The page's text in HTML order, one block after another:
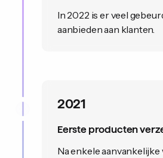
In 2022 is er veel
aanbieden aan klanten.
2021
Eerste producten
Na enkele